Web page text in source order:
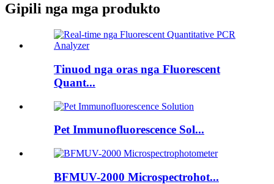
Gipili nga mga produkto
Tinuod nga oras nga Fluorescent
Quant...
Pet Immunofluorescence Sol...
BFMUV-2000 Microspectrohot...